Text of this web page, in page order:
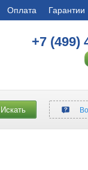
Оплата Гарантии
+7 (499)
Искать